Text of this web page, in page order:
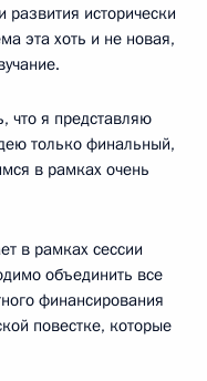
развития исторически
эта хоть и не новая,
что я представляю
только финальный,
в рамках очень
в рамках сессии
объединить все
финансирования
повестке, которые